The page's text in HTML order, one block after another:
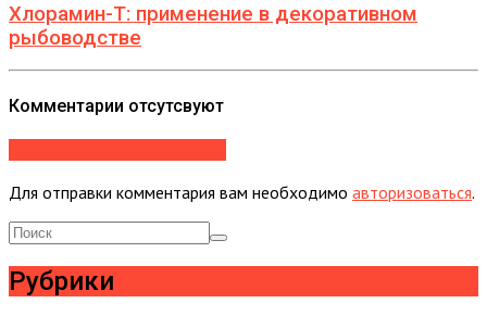
Хлорамин-Т: применение в декоративном
рыбоводстве
Комментарии отсутсвуют
Для отправки комментария вам необходимо авторизоваться.
Рубрики